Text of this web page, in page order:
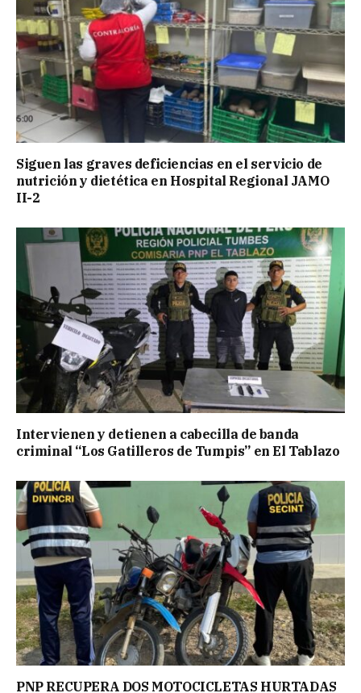
Siguen las graves deficiencias en el servicio de
nutrición y dietética en Hospital Regional JAMO
II-2
Intervienen y detienen a cabecilla de banda
criminal “Los Gatilleros de Tumpis” en El Tablazo
PNP RECUPERA DOS MOTOCICLETAS HURTADAS